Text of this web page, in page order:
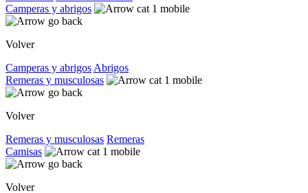
Camperas y abrigos
Volver
Camperas y abrigos Abrigos
Remeras y musculosas
Volver
Remeras y musculosas Remeras
Camisas
Volver